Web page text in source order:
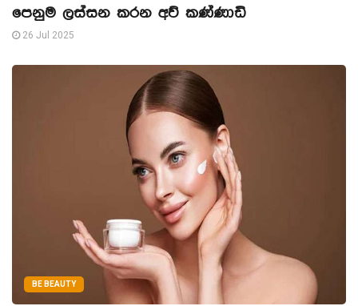
පෙනුම ලස්සන කරන අව් කණ්ණාඩි
26 Jul 2025
BE BEAUTY